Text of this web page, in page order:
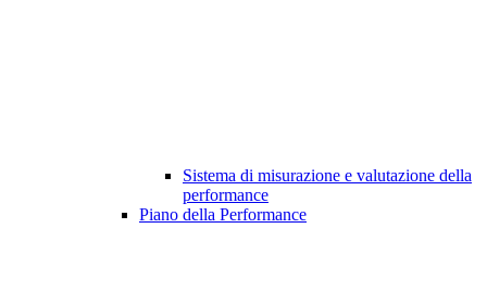
Sistema di misurazione e valutazione della
performance
Piano della Performance